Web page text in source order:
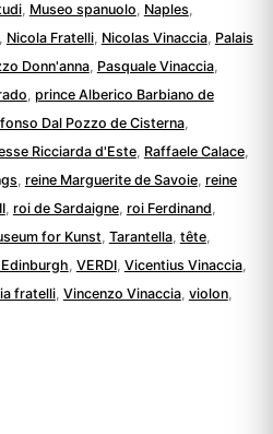
, Museo spanuolo, Naples,
Nicola Fratelli, Nicolas Vinaccia, Palais
Donn'anna, Pasquale Vinaccia,
, prince Alberico Barbiano de
Dal Pozzo de Cisterna,
Ricciarda d'Este, Raffaele Calace,
, reine Marguerite de Savoie, reine
, roi de Sardaigne, roi Ferdinand,
for Kunst, Tarantella, tête,
, VERDI, Vicentius Vinaccia,
fratelli, Vincenzo Vinaccia, violon,